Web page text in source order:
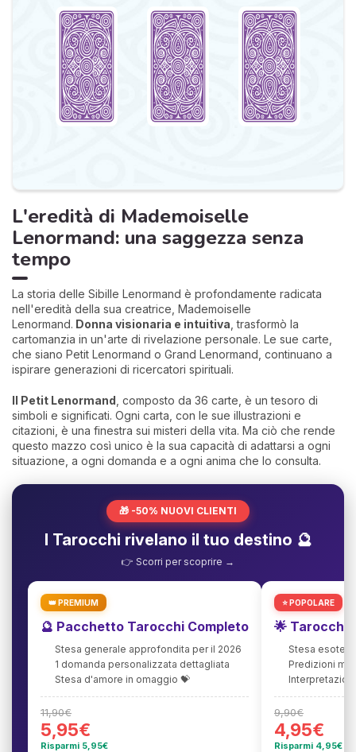
L'eredità di Mademoiselle
Lenormand: una saggezza senza
tempo
La storia delle Sibille Lenormand è profondamente radicata
nell'eredità della sua creatrice, Mademoiselle
Lenormand. Donna visionaria e intuitiva , trasformò la
cartomanzia in un'arte di rivelazione personale. Le sue carte,
che siano Petit Lenormand o Grand Lenormand, continuano a
ispirare generazioni di ricercatori spirituali.
Il Petit Lenormand , composto da 36 carte, è un tesoro di
simboli e significati. Ogni carta, con le sue illustrazioni e
citazioni, è una finestra sui misteri della vita. Ma ciò che rende
questo mazzo così unico è la sua capacità di adattarsi a ogni
situazione, a ogni domanda e a ogni anima che lo consulta.
🎁 -50% NUOVI CLIENTI
I Tarocchi rivelano il tuo destino 🔮
👉 Scorri per scoprire →
👑 PREMIUM
🔮 Pacchetto Tarocchi Completo
Stesa generale approfondita per il 2026
1 domanda personalizzata dettagliata
Stesa d'amore in omaggio 💝
11,90€
5,95€
Risparmi 5,95€
⭐ POPOLARE
🌟 Tarocchi
Stesa
Predizioni
9,90€
4,95€
Risparmi 4,95€